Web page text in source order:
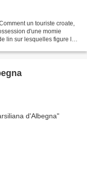
un touriste croate,
d'une momie
lin sur lesquelles figure la